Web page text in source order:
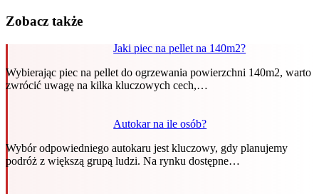
Zobacz także
Jaki piec na pellet na 140m2?
Wybierając piec na pellet do ogrzewania powierzchni 140m2, warto
zwrócić uwagę na kilka kluczowych cech,…
Autokar na ile osób?
Wybór odpowiedniego autokaru jest kluczowy, gdy planujemy
podróż z większą grupą ludzi. Na rynku dostępne…